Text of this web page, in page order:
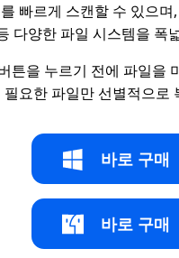
빠르게 스캔할 수 있으며,
다양한 파일 시스템을 폭
튼을 누르기 전에 파일을
필요한 파일만 선별적으로
바로 구매
바로 구매